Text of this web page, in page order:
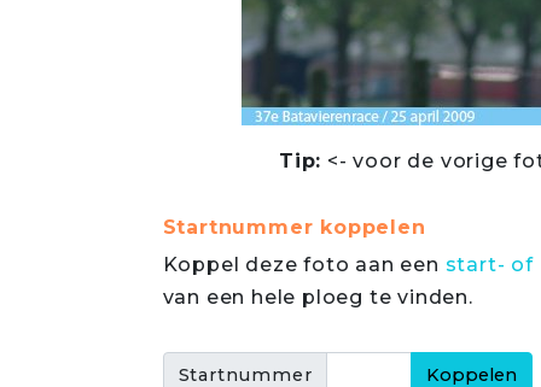
Tip: <- voor de vorige
Startnummer koppelen
Koppel deze foto aan een start- of
van een hele ploeg te vinden.
Startnummer